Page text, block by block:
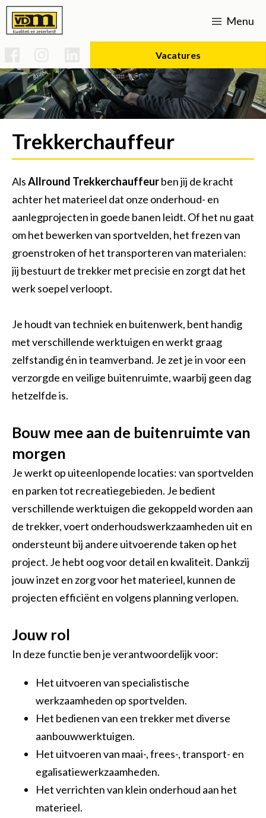
Menu
Vacatures
Home
Werken bij
Vacatures
Voorman Grond, Weg & Waterbouw
Kraanmachinist
Uitvoerder Civiel
Shovelmachinist
Voorman Stratenmaker
Trekkerchauffeur
Vakman GWW
Maaimachinist / Trekkerchauffeur
Basis technicus voertuigen en mobiele werktuigen
Uitvoerder bouw/infra
Vakman gww
Opperman bestratingen
Civiele Techniek
Medewerker hovenier
Medewerker groen en cultuurtechniek
Middenkaderfunctionaris grond-, weg- en waterbouw
Assistent bouwen, wonen en onderhoud
Opzichter/uitvoerder groene ruimte
Allround technicus voertuigen en mobiele werktuigen
Allround vakman gww
SPG infra
Over ons
Certificaten
Duurzaamheid (mvo)
CO2 prestatieladder 5
Historie
Verhardingen
Onderhoud L-V
Groot onderhoud 's-gravenweg Nootdorp
Rioleringen
Bouw- en woonrijp maken
Groenvoorziening
Sport
Engineering & construct
Actueel
Contact
Trekkerchauffeur
AlsAllround Trekkerchauffeurben jij de kracht
achter het materieel dat onze onderhoud- en
aanlegprojecten in goede banen leidt. Of het nu gaat
om het bewerken van sportvelden, het frezen van
groenstroken of het transporteren van materialen:
jij bestuurt de trekker met precisie en zorgt dat het
werk soepel verloopt.
Je houdt van techniek en buitenwerk, bent handig
met verschillende werktuigen en werkt graag
zelfstandig én in teamverband. Je zet je in voor een
verzorgde en veilige buitenruimte, waarbij geen dag
hetzelfde is.
Bouw mee aan de buitenruimte van
morgen
Je werkt op uiteenlopende locaties: van sportvelden
en parken tot recreatiegebieden. Je bedient
verschillende werktuigen die gekoppeld worden aan
de trekker, voert onderhoudswerkzaamheden uit en
ondersteunt bij andere uitvoerende taken op het
project. Je hebt oog voor detail en kwaliteit. Dankzij
jouw inzet en zorg voor het materieel, kunnen de
projecten efficiënt en volgens planning verlopen.
Jouw rol
In deze functie ben je verantwoordelijk voor:
Het uitvoeren van specialistische
werkzaamheden op sportvelden.
Het bedienen van een trekker met diverse
aanbouwwerktuigen.
Het uitvoeren van maai-, frees-, transport- en
egalisatiewerkzaamheden.
Het verrichten van klein onderhoud aan het
materieel.